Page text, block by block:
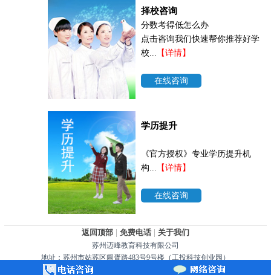
择校咨询
分数考得低怎么办
点击咨询我们快速帮你推荐好学
校... 【详情】
在线咨询
学历提升
《官方授权》专业学历提升机
构... 【详情】
在线咨询
返回顶部 免费电话 关于我们
苏州迈峰教育科技有限公司
地址：苏州市姑苏区阊胥路483号9号楼（工投科技创业园）